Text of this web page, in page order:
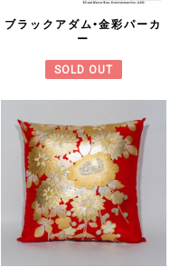
ブラックアダム•金彩パーカ
ー
SOLD OUT